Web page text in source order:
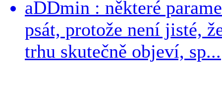
aDDmin : některé
psát, protože není jisté,
trhu skutečně objeví, sp...